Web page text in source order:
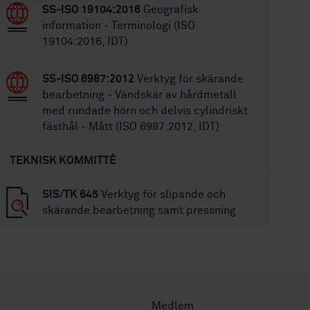
SS-ISO 19104:2016 Geografisk
information - Terminologi (ISO
19104:2016, IDT)
SS-ISO 6987:2012 Verktyg för skärande
bearbetning - Vändskär av hårdmetall
med rundade hörn och delvis cylindriskt
fästhål - Mått (ISO 6987:2012, IDT)
TEKNISK KOMMITTÉ
SIS/TK 645 Verktyg för slipande och
skärande bearbetning samt pressning
Medlem